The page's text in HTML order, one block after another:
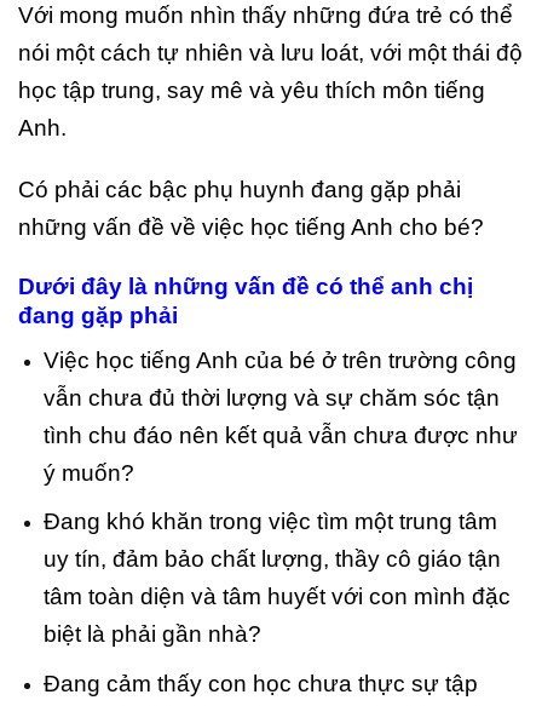
Với mong muốn nhìn thấy những đứa trẻ có thể
nói một cách tự nhiên và lưu loát, với một thái độ
học tập trung, say mê và yêu thích môn tiếng
Anh.
Có phải các bậc phụ huynh đang gặp phải
những vấn đề về việc học tiếng Anh cho bé?
Dưới đây là những vấn đề có thể anh chị
đang gặp phải
Việc học tiếng Anh của bé ở trên trường công
vẫn chưa đủ thời lượng và sự chăm sóc tận
tình chu đáo nên kết quả vẫn chưa được như
ý muốn?
Đang khó khăn trong việc tìm một trung tâm
uy tín, đảm bảo chất lượng, thầy cô giáo tận
tâm toàn diện và tâm huyết với con mình đặc
biệt là phải gần nhà?
Đang cảm thấy con học chưa thực sự tập